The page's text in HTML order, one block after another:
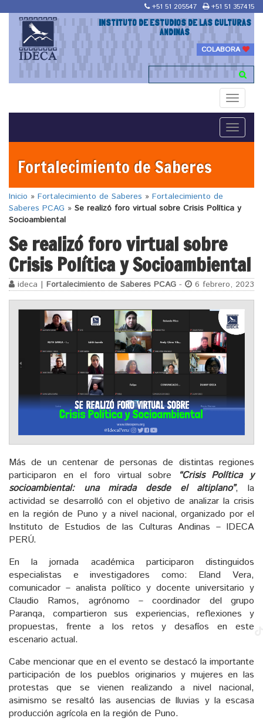
+51 51 205547 +51 51 357415
INSTITUTO DE ESTUDIOS DE LAS CULTURAS
ANDINAS
COLABORA
Toggle
Toggle
Fortalecimiento de Saberes
Inicio » Fortalecimiento de Saberes » Fortalecimiento de
Saberes PCAG » Se realizó foro virtual sobre Crisis Política y
Socioambiental
Se realizó foro virtual sobre
Crisis Política y Socioambiental
ideca | Fortalecimiento de Saberes PCAG - 6 febrero, 2023
Más de un centenar de personas de distintas regiones
participaron en el foro virtual sobre
“Crisis Política y
socioambiental: una mirada desde el altiplano”, la
actividad se desarrolló con el objetivo de analizar la crisis
en la región de Puno y a nivel nacional, organizado por el
Instituto de Estudios de las Culturas Andinas – IDECA
PERÚ.
En la jornada académica participaron distinguidos
especialistas e investigadores como: Eland Vera,
comunicador – analista político y docente universitario y
Claudio Ramos, agrónomo – coordinador del grupo
Paranqa, compartieron sus experiencias, reflexiones y
propuestas, frente a los retos y desafíos en este
escenario actual.
Cabe mencionar que en el evento se destacó la importante
participación de los pueblos originarios y mujeres en las
protestas que se vienen realizando a nivel nacional,
asimismo se resaltó las ausencias de lluvias y la escasa
producción agrícola en la región de Puno.